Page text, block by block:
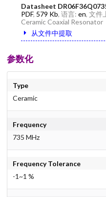
Datasheet
PDF, 579 Kb, 语言: en, 文件
Ceramic Coaxial Resonator
从文件中提取
参数化
Type
Ceramic
Frequency
735 MHz
Frequency Tolerance
-1~1 %